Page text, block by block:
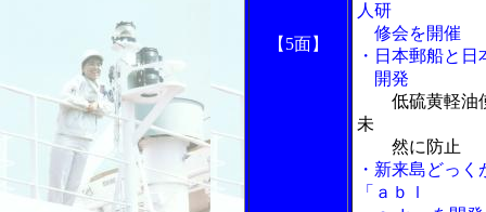
【5面】
人研
修会を開催
・日本郵船と
開発
低硫黄軽油
未
然に防止
・新来島どっ
「ａｂｌ